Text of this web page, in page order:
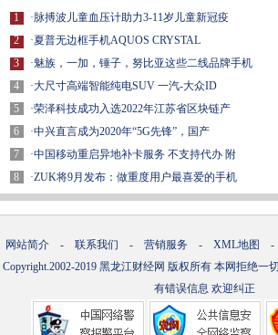
1
2
3
4
5
6
7
8
·脉搏波儿童血压计助力3-11岁儿童新冠疫
·夏普无边框手机AQUOS CRYSTAL
·魅族，一加，锤子，努比亚这些二线品牌手机
·大尺寸高端智能纯电SUV 一汽-大众ID
·荣泽科技成功入选2022年江苏省区块链产
·中兴直言成为2020年“5G先锋”，国产
·中国移动重启异地补卡服务 不支持代办 附
·ZUK将9月发布：做重度用户最喜爱的手机
网站简介 - 联系我们 - 营销服务 - XML地图 -
Copyright.2002-2019 黑龙江财经网 版权所有 本网拒绝一
有错误信息 欢迎纠正